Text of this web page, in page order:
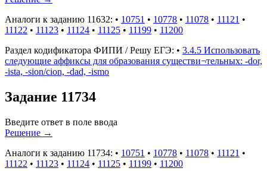
Аналоги к заданию 11632: • 10751 • 10778 • 11078 • 11121 •
11122 • 11123 • 11124 • 11125 • 11199 • 11200
Раздел кодификатора ФИПИ / Решу ЕГЭ: • 3.4.5 Использовать
следующие аффиксы для образования существи¬тельных: -dor,
-ista, -sion/cion, -dad, -ismo
Задание 11734
Введите ответ в поле ввода
Решение →
Аналоги к заданию 11734: • 10751 • 10778 • 11078 • 11121 •
11122 • 11123 • 11124 • 11125 • 11199 • 11200